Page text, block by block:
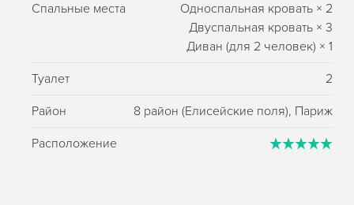
Спальные места Односпальная кровать × 2
Двуспальная кровать ×3
Диван (для 2 человек) ×1
Туалет 2
Район 8 район (Елисейские поля), Париж
Расположение